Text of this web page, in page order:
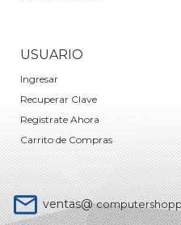
USUARIO
Ingresar
Recuperar Clave
Registrate Ahora
Carrito de Compras
ventas@